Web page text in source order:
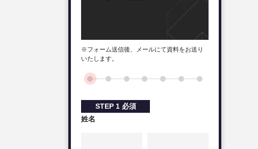
※フォーム送信後、メールにて資料をお送り
いたします。
STEP 1 必須
姓名